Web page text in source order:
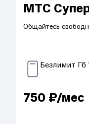
МТС
Общайтесь
Безлимит Гб
750 ₽/мес